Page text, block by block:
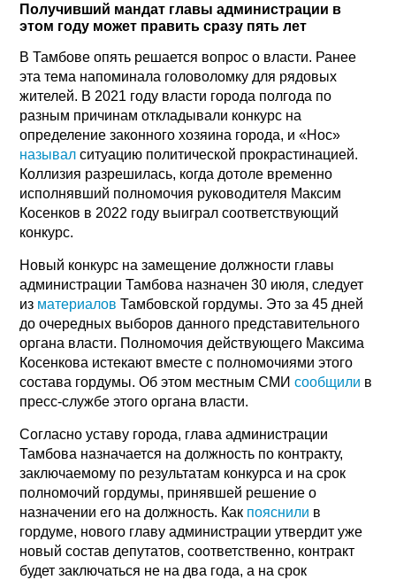
Получивший мандат главы администрации в
этом году может править сразу пять лет
В Тамбове опять решается вопрос о власти. Ранее
эта тема напоминала головоломку для рядовых
жителей. В 2021 году власти города полгода по
разным причинам откладывали конкурс на
определение законного хозяина города, и «Нос»
называл ситуацию политической прокрастинацией.
Коллизия разрешилась, когда дотоле временно
исполнявший полномочия руководителя Максим
Косенков в 2022 году выиграл соответствующий
конкурс.
Новый конкурс на замещение должности главы
администрации Тамбова назначен 30 июля, следует
из материалов Тамбовской гордумы. Это за 45 дней
до очередных выборов данного представительного
органа власти. Полномочия действующего Максима
Косенкова истекают вместе с полномочиями этого
состава гордумы. Об этом местным СМИсообщили в
пресс-службе этого органа власти.
Согласно уставу города, глава администрации
Тамбова назначается на должность по контракту,
заключаемому по результатам конкурса и на срок
полномочий гордумы, принявшей решение о
назначении его на должность. Как пояснили в
гордуме, нового главу администрации утвердит уже
новый состав депутатов, соответственно, контракт
будет заключаться не на два года, а на срок